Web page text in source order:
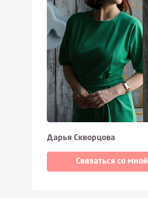
Дарья Скворцова
Связаться со мной